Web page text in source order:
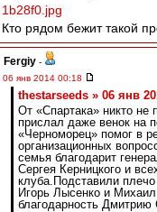
1b28f0.jpg
Кто рядом бежит такой
Fergiy -
06 янв 2014 00:18
thestarseeds » 06 янв
От «Спартака» никто не
прислал даже венок на
«Черноморец» помог в
организационных
семья благодарит
Сергея Керницкого и
клуба.Подставили
Игорь Лысенко и
благодарность Дмитрию